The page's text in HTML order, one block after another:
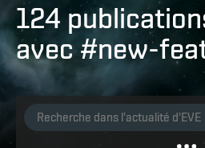
124
avec #new-